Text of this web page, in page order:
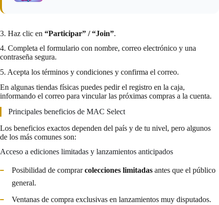
3. Haz clic en “Participar” / “Join”.
4. Completa el formulario con nombre, correo electrónico y una
contraseña segura.
5. Acepta los términos y condiciones y confirma el correo.
En algunas tiendas físicas puedes pedir el registro en la caja,
informando el correo para vincular las próximas compras a la cuenta.
Principales beneficios de MAC Select
Los beneficios exactos dependen del país y de tu nivel, pero algunos
de los más comunes son:
Acceso a ediciones limitadas y lanzamientos anticipados
Posibilidad de comprarcolecciones limitadas antes que el público
general.
Ventanas de compra exclusivas en lanzamientos muy disputados.